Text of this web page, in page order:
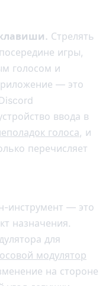
Стрелять
игры,
голосом и
— это
ввода в
голоса, и
перечисляет
инструмент — это
назначения.
для
модулятор
на стороне